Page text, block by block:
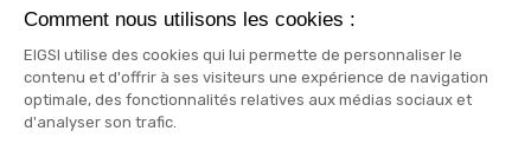
Recherche
Projets de recherche
Notre écosystème
Publications
Comment nous utilisons les cookies :
EIGSI utilise des cookies qui lui permette de personnaliser le
contenu et d'offrir à ses visiteurs une expérience de navigation
optimale, des fonctionnalités relatives aux médias sociaux et
d'analyser son trafic.